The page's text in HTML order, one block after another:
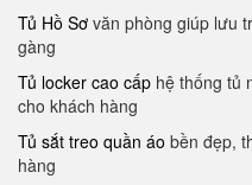
Tủ Hồ Sơ văn phòng giúp lưu
gàng
Tủ locker cao cấp hệ thống tủ
cho khách hàng
Tủ sắt treo quần áo bền đẹp,
hàng